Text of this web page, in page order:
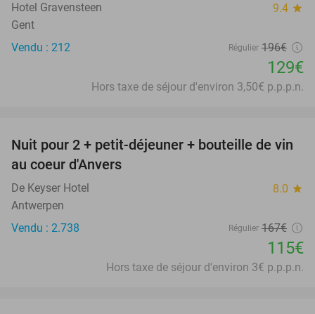
Hotel Gravensteen 9.4 star
Gent
Vendu : 212
Régulier 196€
129€
Hors taxe de séjour d'environ 3,50€ p.p.p.n.
31%
Nuit pour 2 + petit-déjeuner + bouteille de vin
au coeur d'Anvers
De Keyser Hotel 8.0 star
Antwerpen
Vendu : 2.738
Régulier 167€
115€
Hors taxe de séjour d'environ 3€ p.p.p.n.